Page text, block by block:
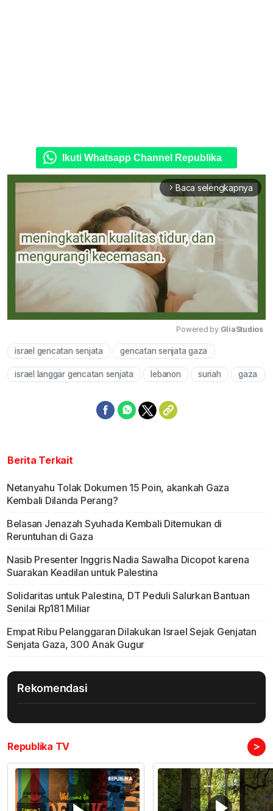
Ikuti Whatsapp Channel Republika
arrow_forward_ios Baca selengkapnya
Powered by GliaStudios
israel gencatan senjata gencatan senjata gaza
israel langgar gencatan senjata lebanon suriah gaza
Berita Terkait
Netanyahu Tolak Dokumen 15 Poin, akankah Gaza
Kembali Dilanda Perang?
Belasan Jenazah Syuhada Kembali Ditemukan di
Reruntuhan di Gaza
Nasib Presenter Inggris Nadia Sawalha Dicopot karena
Suarakan Keadilan untuk Palestina
Solidaritas untuk Palestina, DT Peduli Salurkan Bantuan
Senilai Rp181 Miliar
Empat Ribu Pelanggaran Dilakukan Israel Sejak Genjatan
Senjata Gaza, 300 Anak Gugur
Rekomendasi
Republika TV >